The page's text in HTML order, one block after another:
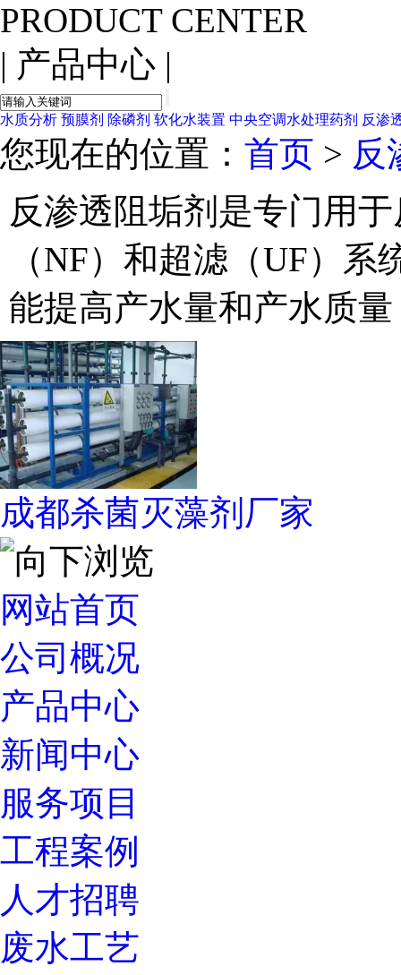
PRODUCT CENTER
| 产品中心 |
水质分析 预膜剂 除磷剂 软化水装置 中央空调水处理药剂 反渗
您现在的位置： 首页 > 反
反渗透阻垢剂是专门用
（NF）和超滤（UF）
能提高产水量和产水质
成都杀菌灭藻剂厂家
网站首页
公司概况
产品中心
新闻中心
服务项目
工程案例
人才招聘
废水工艺